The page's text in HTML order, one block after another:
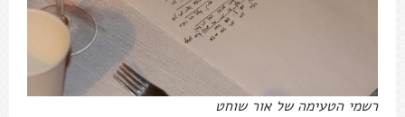
רשמי הטעימה של אור שוחט